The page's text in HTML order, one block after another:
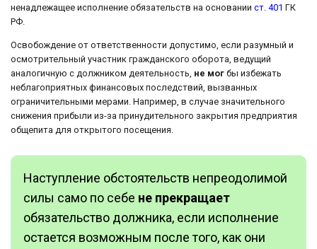
ненадлежащее исполнение обязательств на основании ст. 401 ГК
РФ.
Освобождение от ответственности допустимо, если разумный и
осмотрительный участник гражданского оборота, ведущий
аналогичную с должником деятельность, не мог бы избежать
неблагоприятных финансовых последствий, вызванных
ограничительными мерами. Например, в случае значительного
снижения прибыли из-за принудительного закрытия предприятия
общепита для открытого посещения.
Наступление обстоятельств непреодолимой
силы само по себе не прекращает
обязательство должника, если исполнение
остается возможным после того, как они